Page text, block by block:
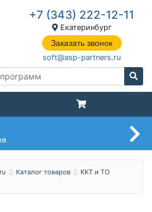
+7 (343) 222-12-11
Екатеринбург
Заказать звонок
soft@asp-partners.ru
Каталог товаров
ККТ и ТО